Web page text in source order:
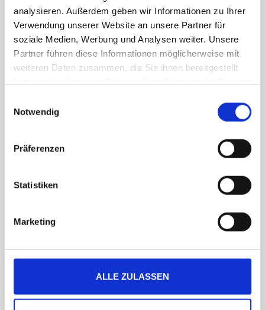
analysieren. Außerdem geben wir Informationen zu Ihrer
Verwendung unserer Website an unsere Partner für
soziale Medien, Werbung und Analysen weiter. Unsere
Partner führen diese Informationen möglicherweise mit
weiteren Daten zusammen, die Sie ihnen bereitgestellt
Notwendig
Präferenzen
Statistiken
Marketing
ALLE ZULASSEN
Ähnliche Produkte
Angebot!
241,50
Angebot!
Vorzelt Gobi 180
375,00€
Angebot!